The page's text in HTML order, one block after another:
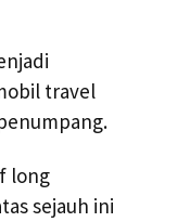
travel
long
sejauh ini